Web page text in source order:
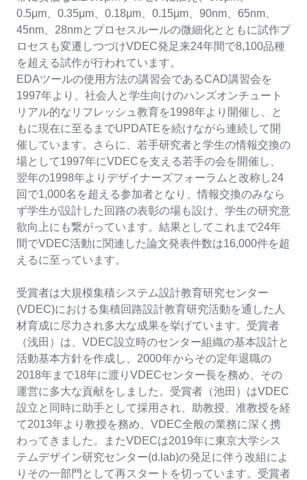
0.5μm、0.35μm、0.18μm、0.15μm、90nm、65nm、
45nm、28nmとプロセスルールの微細化とともに試作プ
ロセスも変遷しつづけVDEC発足来24年間で8,100品種
を超える試作が行われています。
EDAツールの使用方法の講習会であるCAD講習会を
1997年より、社会人と学生向けのハンズオンチュート
リアル的なリフレッシュ教育を1998年より開催し、と
もに現在に至るまでUPDATEを続けながら連続して開
催しています。さらに、若手研究者と学生の情報交換の
場として1997年にVDECを支える若手の会を開催し、
翌年の1998年よりデザイナーズフォーラムと改称し24
回で1,000名を超える参加者となり、情報交換のみなら
ず学生が設計した回路の表彰の場も設け、学生の研究意
欲向上にも繋がっています。結果としてこれまで24年
間でVDEC活動に関連した論文発表件数は16,000件を超
えるに至っています。
受賞者は大規模集積システム設計教育研究センター
(VDEC)における集積回路設計教育研究活動を通した人
材育成に尽力され多大な成果を挙げています。受賞者
（浅田）は、VDEC設立時のセンター組織の基本設計と
活動基本方針を作成し、2000年からその定年退職の
2018年まで18年に渡りVDECセンター長を務め、その
運営に多大な貢献をしました。受賞者（池田）はVDEC
設立と同時に助手として採用され、助教授、准教授を経
て2013年より教授を務め、VDEC全般の業務に深く携
わってきました。またVDECは2019年に東京大学シス
テムデザイン研究センター(d.lab)の発足に伴う改組によ
りその一部門として再スタートを切っています。受賞者